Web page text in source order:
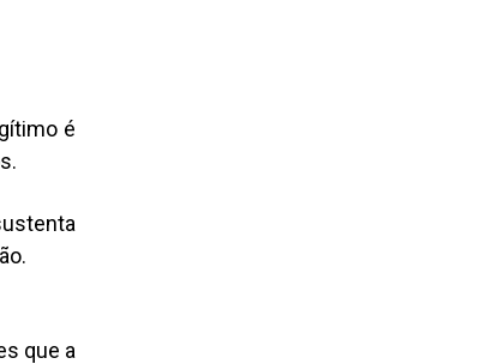
é
que a